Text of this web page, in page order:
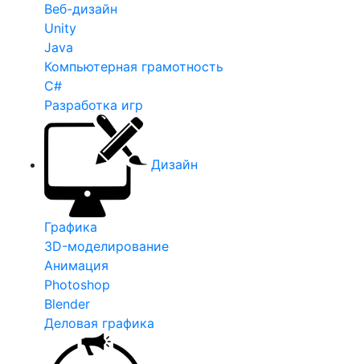
Веб-дизайн
Unity
Java
Компьютерная грамотность
C#
Разработка игр
Дизайн
Графика
3D-моделирование
Анимация
Photoshop
Blender
Деловая графика